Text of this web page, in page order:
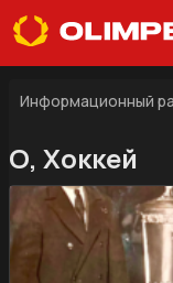
Информационный
О, Хоккей